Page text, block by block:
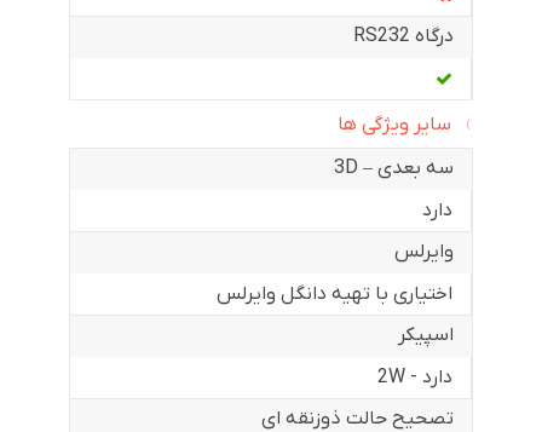
درگاه RS232
سایر ویژگی ها
سه بعدی – 3D
دارد
وایرلس
اختیاری با تهیه دانگل وایرلس
اسپیکر
دارد - 2W
تصحیح حالت ذوزنقه ای